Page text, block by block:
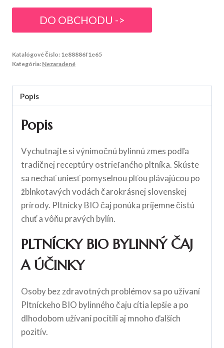
DO OBCHODU ->
Katalógové číslo: 1e88886f1e65
Kategória: Nezaradené
Popis
Popis
Vychutnajte si výnimočnú bylinnú zmes podľa
tradičnej receptúry ostrieľaného pltníka. Skúste
sa nechať uniesť pomyselnou plťou plávajúcou po
žblnkotavých vodách čarokrásnej slovenskej
prírody. Pltnícky BIO čaj ponúka príjemne čistú
chuť a vôňu pravých bylín.
PLTNÍCKY BIO BYLINNÝ ČAJ
A ÚČINKY
Osoby bez zdravotných problémov sa po užívaní
Pltníckeho BIO bylinného čaju cítia lepšie a po
dlhodobom užívaní pocítili aj mnoho ďalších
pozitív.